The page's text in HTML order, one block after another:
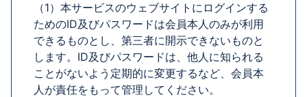
（1）本サービスのウェブサイトにログインする
ためのID及びパスワードは会員本人のみが利用
できるものとし、第三者に開示できないものと
します。ID及びパスワードは、他人に知られる
ことがないよう定期的に変更するなど、会員本
人が責任をもって管理してください。